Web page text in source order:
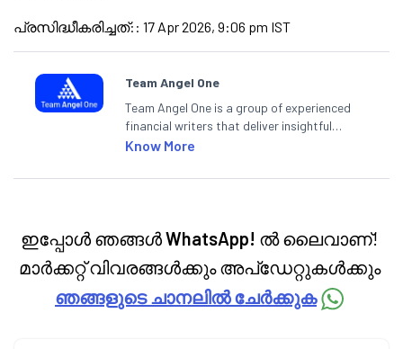
പ്രസിദ്ധീകരിച്ചത്: : 17 Apr 2026, 9:06 pm IST
Team Angel One
Team Angel One is a group of experienced
financial writers that deliver insightful
articles on the stock market, IPO, economy,
categories.
Know More
ഇപ്പോൾ ഞങ്ങൾWhatsApp! ൽ ലൈവാണ്!
മാർക്കറ്റ് വിവരങ്ങൾക്കും അപ്‌ഡേറ്റുകൾക്കും
ഞങ്ങളുടെ ചാനലിൽ ചേർക്കുക